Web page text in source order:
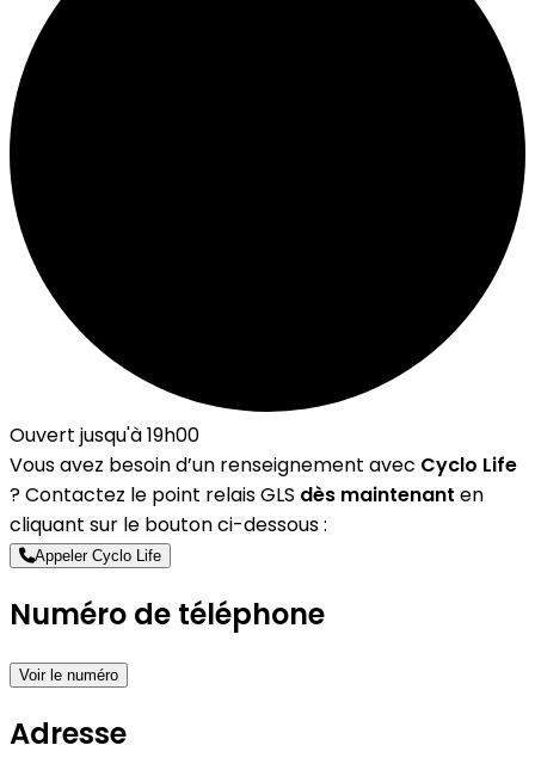
Ouvert jusqu'à 19h00
Vous avez besoin d’un renseignement avec Cyclo Life
? Contactez le point relais GLS dès maintenant en
cliquant sur le bouton ci-dessous :
Appeler Cyclo Life
Numéro de téléphone
Voir le numéro
Adresse